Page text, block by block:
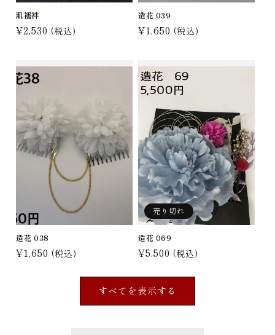
肌襦袢
通
格
¥2,530(税込)
造花 039
通
格
¥1,650 (税込)
造花 038
通
¥1,650(税込)
売り切れ
造花 069
通
価
格
¥5,500 (税込)
すべてを表示する